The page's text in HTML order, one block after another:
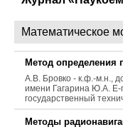
Математическое
Метод определения
А.В. Бровко - к.ф.-м.н.,
имени Гагарина Ю.А.
государственный
Методы